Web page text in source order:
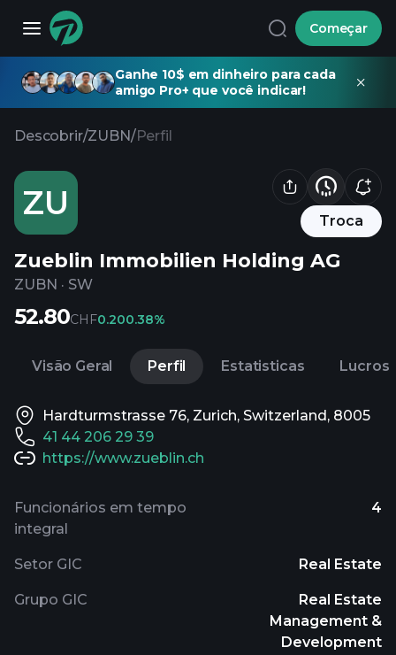
Começar
Ganhe 10$ em dinheiro para cada
amigo Pro+ que você indicar!
Descobrir/ZUBN/Perfil
ZU Troca
Zueblin Immobilien Holding AG
ZUBN · SW
52.80CHF0.200.38%
Visão Geral Perfil Estatisticas Lucros
Hardturmstrasse 76, Zurich, Switzerland, 8005
41 44 206 29 39
https://www.zueblin.ch
Funcionários em tempo
integral
4
Setor GIC Real Estate
Grupo GIC
Real Estate
Management &
Development